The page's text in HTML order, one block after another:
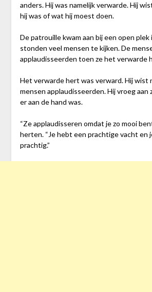
anders. Hij was namelijk verwarde. Hij
hij was of wat hij moest doen.
De patrouille kwam aan bij een open plek
stonden veel mensen te kijken. De
applaudisseerden toen ze het verwarde
Het verwarde hert was verward. Hij wist
mensen applaudisseerden. Hij vroeg aan
er aan de hand was.
“Ze applaudisseren omdat je zo mooi
herten. “Je hebt een prachtige vacht en
prachtig.”